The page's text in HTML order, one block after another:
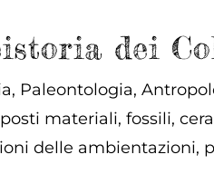
dei
Paleontologia,
materiali, fossili,
delle ambientazioni,